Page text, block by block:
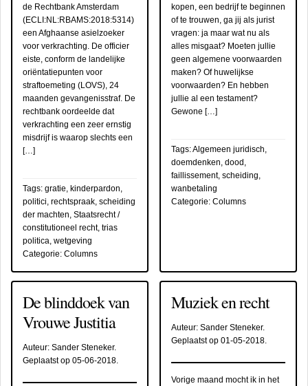
de Rechtbank Amsterdam
(ECLI:NL:RBAMS:2018:5314)
een Afghaanse asielzoeker
voor verkrachting. De officier
eiste, conform de landelijke
oriëntatiepunten voor
straftoemeting (LOVS), 24
maanden gevangenisstraf. De
rechtbank oordeelde dat
verkrachting een zeer ernstig
misdrijf is waarop slechts een
[…]
Tags: gratie, kinderpardon,
politici, rechtspraak, scheiding
der machten, Staatsrecht /
constitutioneel recht, trias
politica, wetgeving
Categorie: Columns
kopen, een bedrijf te beginnen
of te trouwen, ga jij als jurist
vragen: ja maar wat nu als
alles misgaat? Moeten jullie
geen algemene voorwaarden
maken? Of huwelijkse
voorwaarden? En hebben
jullie al een testament?
Gewone […]
Tags:Algemeen juridisch,
doemdenken, dood ,
faillissement, scheiding,
wanbetaling
Categorie: Columns
De blinddoek van
Vrouwe Justitia
Auteur: Sander Steneker.
Geplaatst op 05-06-2018.
Muziek en recht
Auteur: Sander Steneker.
Geplaatst op 01-05-2018.
Vorige maand mocht ik in het